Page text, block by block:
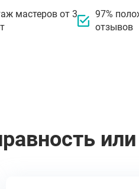
мастеров от 3
97%
отзывов